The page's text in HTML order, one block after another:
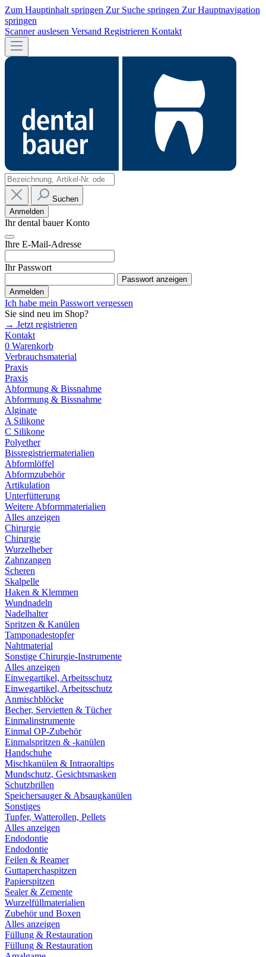
Zum Hauptinhalt springen Zur Suche springen Zur Hauptnavigation
springen
Scanner auslesen Versand Registrieren Kontakt
Suchen
Anmelden
Ihr dental bauer Konto
Ihre E-Mail-Adresse
Ihr Passwort
Passwort anzeigen
Anmelden
Ich habe mein Passwort vergessen
Sie sind neu im Shop?
→ Jetzt registrieren
Kontakt
0 Warenkorb
Verbrauchsmaterial
Praxis
Praxis
Abformung & Bissnahme
Abformung & Bissnahme
Alginate
A Silikone
C Silikone
Polyether
Bissregistriermaterialien
Abformlöffel
Abformzubehör
Artikulation
Unterfütterung
Weitere Abformmaterialien
Alles anzeigen
Chirurgie
Chirurgie
Wurzelheber
Zahnzangen
Scheren
Skalpelle
Haken & Klemmen
Wundnadeln
Nadelhalter
Spritzen & Kanülen
Tamponadestopfer
Nahtmaterial
Sonstige Chirurgie-Instrumente
Alles anzeigen
Einwegartikel, Arbeitsschutz
Einwegartikel, Arbeitsschutz
Anmischblöcke
Becher, Servietten & Tücher
Einmalinstrumente
Einmal OP-Zubehör
Einmalspritzen & -kanülen
Handschuhe
Mischkanülen & Intraoraltips
Mundschutz, Gesichtsmasken
Schutzbrillen
Speichersauger & Absaugkanülen
Sonstiges
Tupfer, Watterollen, Pellets
Alles anzeigen
Endodontie
Endodontie
Feilen & Reamer
Guttaperchaspitzen
Papierspitzen
Sealer & Zemente
Wurzelfüllmaterialien
Zubehör und Boxen
Alles anzeigen
Füllung & Restauration
Füllung & Restauration